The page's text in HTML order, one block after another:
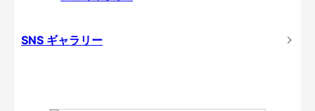
SNS ギャラリー